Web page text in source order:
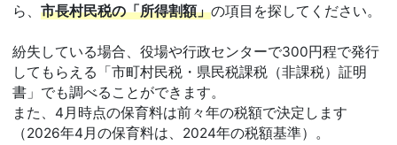
ら、 市長村民税の「所得割額」の項目を探してください。
紛失している場合、役場や行政センターで300円程で発行
してもらえる「市町村民税・県民税課税（非課税）証明
書」でも調べることができます。
また、4月時点の保育料は前々年の税額で決定します
（2026年4月の保育料は、2024年の税額基準）。